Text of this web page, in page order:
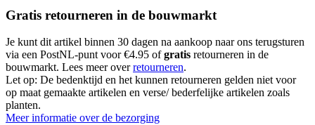
Gratis retourneren in de bouwmarkt
Je kunt dit artikel binnen 30 dagen na aankoop naar ons terugsturen
via een PostNL-punt voor €4.95 ofgratis retourneren in de
bouwmarkt. Lees meer overretourneren.
Let op: De bedenktijd en het kunnen retourneren gelden niet voor
op maat gemaakte artikelen en verse/ bederfelijke artikelen zoals
planten.
Meer informatie over de bezorging